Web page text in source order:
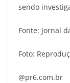
sendo
Fonte: Jornal
Foto:
@pr6.com.br